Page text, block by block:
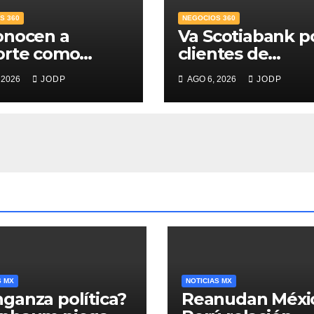
360
a
como
Banco para
supera 14%
JODP
NEGOCIOS 360
Va Scotiabank
clientes de
patrimonio
emergente
AGO 6, 2026 JODP
MX
política?
NOTICIAS MX
Reanudan